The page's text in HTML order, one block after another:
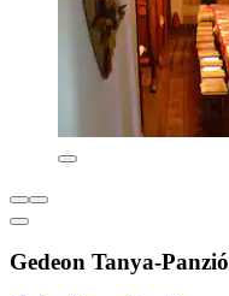
Gedeon Tanya-Panzió